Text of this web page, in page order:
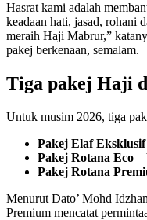
Hasrat kami adalah
keadaan hati, jasad, rohani
meraih Haji Mabrur,”
pakej berkenaan, semalam.
Tiga pakej Haji
Untuk musim 2026, tiga
Pakej Elaf Eksklusif
Pakej Rotana Eco –
Pakej Rotana
Menurut Dato’ Mohd
Premium mencatat